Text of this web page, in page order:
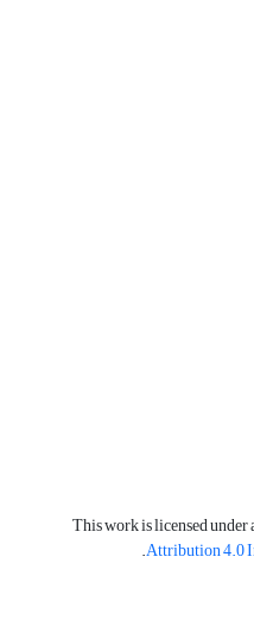
This work is licensed under
Attribution 4.0
.